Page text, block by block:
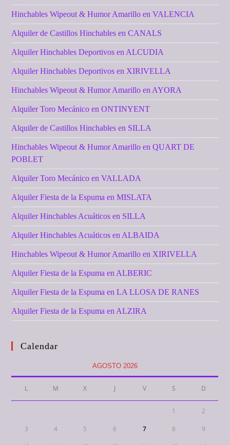
Hinchables Wipeout & Humor Amarillo en VALENCIA
Alquiler de Castillos Hinchables en CANALS
Alquiler Hinchables Deportivos en ALCUDIA
Alquiler Hinchables Deportivos en XIRIVELLA
Hinchables Wipeout & Humor Amarillo en AYORA
Alquiler Toro Mecánico en ONTINYENT
Alquiler de Castillos Hinchables en SILLA
Hinchables Wipeout & Humor Amarillo en QUART DE
POBLET
Alquiler Toro Mecánico en VALLADA
Alquiler Fiesta de la Espuma en MISLATA
Alquiler Hinchables Acuáticos en SILLA
Alquiler Hinchables Acuáticos en ALBAIDA
Hinchables Wipeout & Humor Amarillo en XIRIVELLA
Alquiler Fiesta de la Espuma en ALBERIC
Alquiler Fiesta de la Espuma en LA LLOSA DE RANES
Alquiler Fiesta de la Espuma en ALZIRA
Calendar
AGOSTO 2026
L M X J V S D
1 2
3 4 5 6 7 8 9